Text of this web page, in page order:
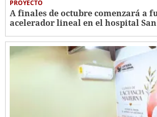
PROYECTO
A finales de octubre comenzará a
acelerador lineal en el hospital